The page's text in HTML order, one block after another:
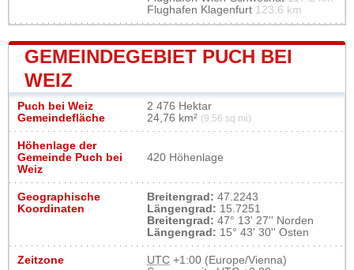
Flughafen Klagenfurt 123.6 km
GEMEINDEGEBIET PUCH BEI
WEIZ
Puch bei Weiz
Gemeindefläche
2 476 Hektar
24,76 km² (9,56 sq mi)
Höhenlage der
Gemeinde Puch bei
Weiz
420 Höhenlage
Geographische
Koordinaten
Breitengrad: 47.2243
Längengrad: 15.7251
Breitengrad: 47° 13' 27'' Norden
Längengrad: 15° 43' 30'' Osten
Zeitzone UTC +1:00 (Europe/Vienna)